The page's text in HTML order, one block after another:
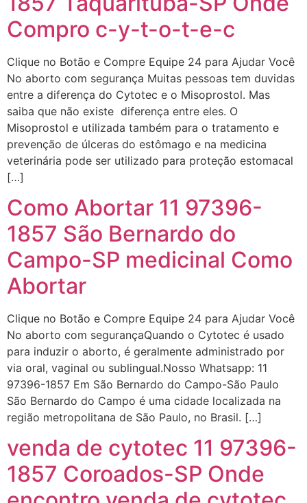
Compro c-y-t-o-t-e-c
Clique no Botão e Compre Equipe 24 para Ajudar Você
No aborto com segurança Muitas pessoas tem duvidas
entre a diferença do Cytotec e o Misoprostol. Mas
saiba que não existe diferença entre eles. O
Misoprostol e utilizada também para o tratamento e
prevenção de úlceras do estômago e na medicina
veterinária pode ser utilizado para proteção estomacal
[…]
Como Abortar 11 97396-
1857 São Bernardo do
Campo-SP medicinal Como
Abortar
Clique no Botão e Compre Equipe 24 para Ajudar Você
No aborto com segurançaQuando o Cytotec é usado
para induzir o aborto, é geralmente administrado por
via oral, vaginal ou sublingual.Nosso Whatsapp: 11
97396-1857 Em São Bernardo do Campo-São Paulo
São Bernardo do Campo é uma cidade localizada na
região metropolitana de São Paulo, no Brasil. […]
venda de cytotec 11 97396-
1857 Coroados-SP Onde